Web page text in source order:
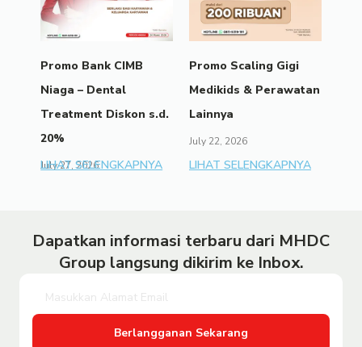
Promo Bank CIMB
Niaga – Dental
Treatment Diskon s.d.
20%
July 27, 2026
LIHAT SELENGKAPNYA
Promo Scaling Gigi
Medikids & Perawatan
Lainnya
July 22, 2026
LIHAT SELENGKAPNYA
Dapatkan informasi terbaru dari MHDC
Group langsung dikirim ke Inbox.
Berlangganan Sekarang